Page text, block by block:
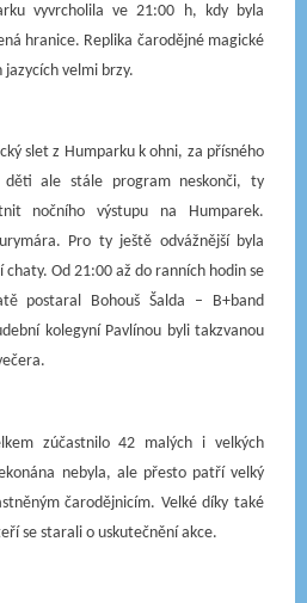
vyvrcholila ve 21:00 h, kdy byla
hranice. Replika čarodějné magické
jazycích velmi brzy.
slet z Humparku k ohni, za přísného
ale stále program neskonči, ty
nočního výstupu na Humparek.
Pro ty ještě odvážnější byla
Od 21:00 až do ranních hodin se
postaral Bohouš Šalda – B+band
kolegyní Pavlínou byli takzvanou
zúčastnilo 42 malých i velkých
nebyla, ale přesto patří velký
čarodějnicím. Velké díky také
se starali o uskutečnění akce.